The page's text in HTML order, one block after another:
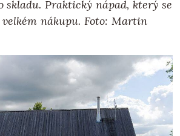
skladu. Praktický nápad, který se
nákupu. Foto: Martin